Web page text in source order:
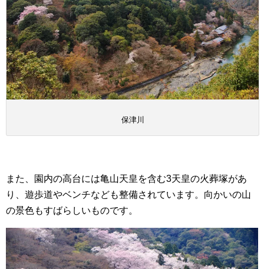
保津川
また、園内の高台には亀山天皇を含む3天皇の火葬塚があ
り、遊歩道やベンチなども整備されています。向かいの山
の景色もすばらしいものです。